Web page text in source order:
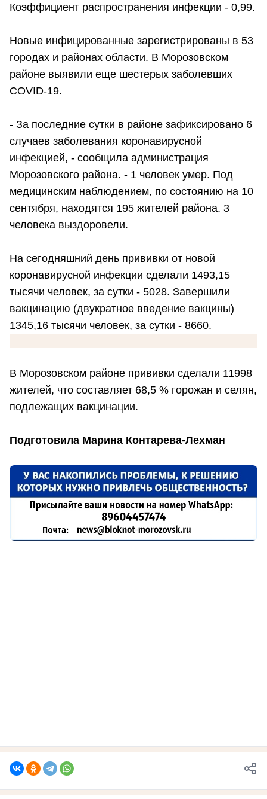
Коэффициент распространения инфекции - 0,99.
Новые инфицированные зарегистрированы в 53
городах и районах области. В Морозовском
районе выявили еще шестерых заболевших
COVID-19.
- За последние сутки в районе зафиксировано 6
случаев заболевания коронавирусной
инфекцией, - сообщила администрация
Морозовского района. - 1 человек умер. Под
медицинским наблюдением, по состоянию на 10
сентября, находятся 195 жителей района. 3
человека выздоровели.
На сегодняшний день прививки от новой
коронавирусной инфекции сделали 1493,15
тысячи человек, за сутки - 5028. Завершили
вакцинацию (двукратное введение вакцины)
1345,16 тысячи человек, за сутки - 8660.
В Морозовском районе прививки сделали 11998
жителей, что составляет 68,5 % горожан и селян,
подлежащих вакцинации.
Подготовила Марина Контарева-Лехман